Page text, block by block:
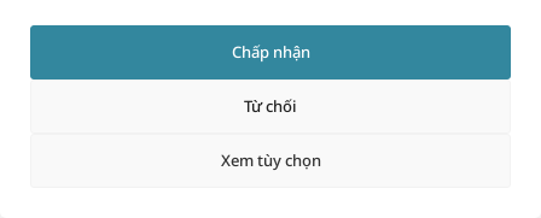
Chấp nhận
Từ chối
Xem tùy chọn
dụng thực tế của AutoTranslate.
Điều này có ý nghĩa gì đối với tuyên bố
“WPML làm chậm trang web của bạn”
Mọi plugin bạn cài đặt trên trang web WordPress